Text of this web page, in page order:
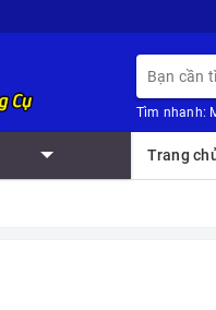
Tìm nhanh:
Trang